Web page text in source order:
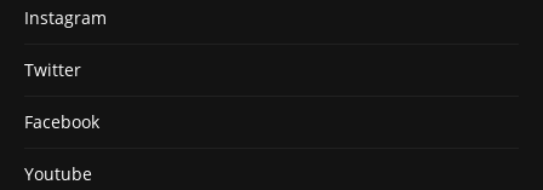
Instagram
Twitter
Facebook
Youtube